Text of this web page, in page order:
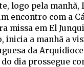
logo pela manhã,
encontro com a
missa em El
inicia a manhã a
da
dia prossegue